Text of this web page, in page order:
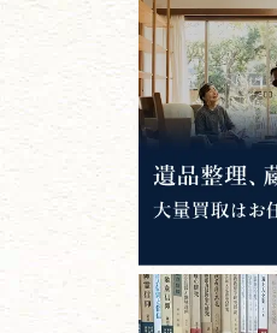
唐本・漢籍
中国書物・
錦絵・浮世
専門書・
哲学書・思
心理学・倫